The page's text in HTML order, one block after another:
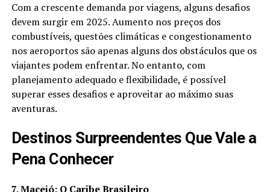
Com a crescente demanda por viagens, alguns desafios
devem surgir em 2025. Aumento nos preços dos
combustíveis, questões climáticas e congestionamento
nos aeroportos são apenas alguns dos obstáculos que os
viajantes podem enfrentar. No entanto, com
planejamento adequado e flexibilidade, é possível
superar esses desafios e aproveitar ao máximo suas
aventuras.
Destinos Surpreendentes Que Vale a
Pena Conhecer
7. Maceió: O Caribe Brasileiro